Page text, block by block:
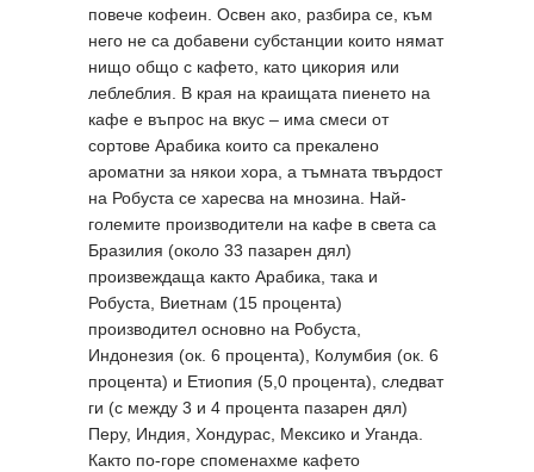
повече кофеин. Освен ако, разбира се, към
него не са добавени субстанции които нямат
нищо общо с кафето, като цикория или
леблеблия. В края на краищата пиенето на
кафе е въпрос на вкус – има смеси от
сортове Арабика които са прекалено
ароматни за някои хора, а тъмната твърдост
на Робуста се харесва на мнозина. Най-
големите производители на кафе в света са
Бразилия (около 33 пазарен дял)
произвеждаща както Арабика, така и
Робуста, Виетнам (15 процента)
производител основно на Робуста,
Индонезия (ок. 6 процента), Колумбия (ок. 6
процента) и Етиопия (5,0 процента), следват
ги (с между 3 и 4 процента пазарен дял)
Перу, Индия, Хондурас, Мексико и Уганда.
Както по-горе споменахме кафето